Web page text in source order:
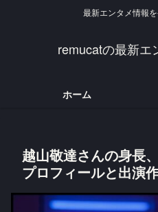
最新エンタメ情報
remucatの最新エ
ホーム
越山敬達さんの身長
プロフィールと出演